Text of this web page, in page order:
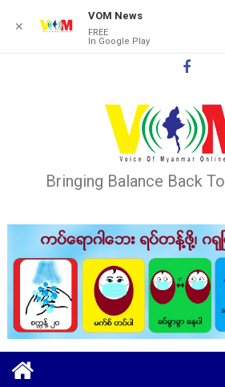
Bringing Balance Back
✕
VOM News
FREE
In Google Play